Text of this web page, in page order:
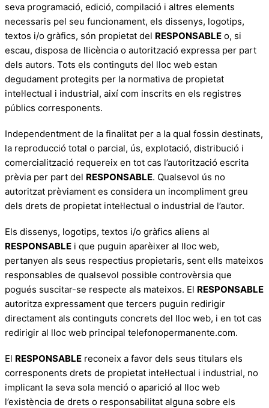
seva programació, edició, compilació i altres elements
necessaris pel seu funcionament, els dissenys, logotips,
textos i/o gràfics, són propietat del RESPONSABLE o, si
escau, disposa de llicència o autorització expressa per part
dels autors. Tots els continguts del lloc web estan
degudament protegits per la normativa de propietat
intel·lectual i industrial, així com inscrits en els registres
públics corresponents.
Independentment de la finalitat per a la qual fossin destinats,
la reproducció total o parcial, ús, explotació, distribució i
comercialització requereix en tot cas l’autorització escrita
prèvia per part del RESPONSABLE. Qualsevol ús no
autoritzat prèviament es considera un incompliment greu
dels drets de propietat intel·lectual o industrial de l’autor.
Els dissenys, logotips, textos i/o gràfics aliens al
RESPONSABLE i que puguin aparèixer al lloc web,
pertanyen als seus respectius propietaris, sent ells mateixos
responsables de qualsevol possible controvèrsia que
pogués suscitar-se respecte als mateixos. El RESPONSABLE
autoritza expressament que tercers puguin redirigir
directament als continguts concrets del lloc web, i en tot cas
redirigir al lloc web principal telefonopermanente.com.
El RESPONSABLE reconeix a favor dels seus titulars els
corresponents drets de propietat intel·lectual i industrial, no
implicant la seva sola menció o aparició al lloc web
l’existència de drets o responsabilitat alguna sobre els